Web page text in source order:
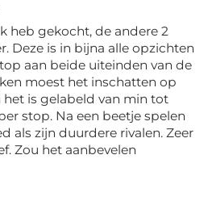
heb gekocht, de andere 2
Deze is in bijna alle opzichten
aan beide uiteinden van de
moest het inschatten op
het is gelabeld van min tot
stop. Na een beetje spelen
als zijn duurdere rivalen. Zeer
Zou het aanbevelen